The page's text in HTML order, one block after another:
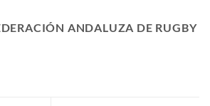
ANDALUZA DE RUGBY